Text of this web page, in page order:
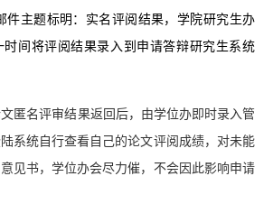
件主题标明：实名评阅结果，学院研究生办
时间将评阅结果录入到申请答辩研究生系统
匿名评审结果返回后，由学位办即时录入管
系统自行查看自己的论文评阅成绩，对未能
见书，学位办会尽力催，不会因此影响申请